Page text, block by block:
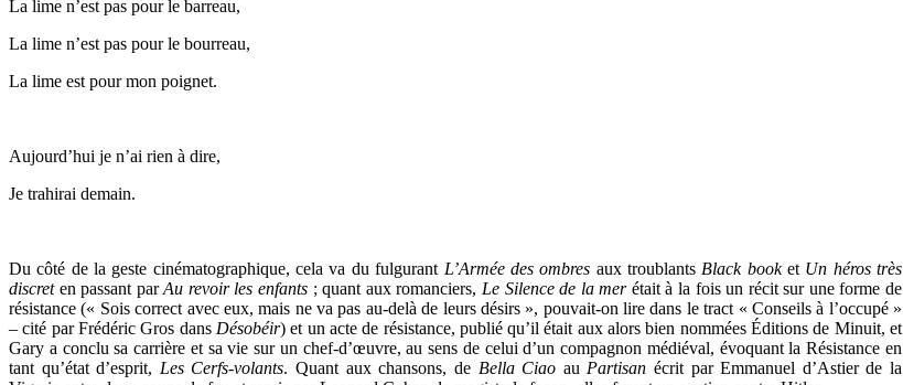
La lime n’est pas pour le barreau,
La lime n’est pas pour le bourreau,
La lime est pour mon poignet.
Aujourd’hui je n’ai rien à dire,
Je trahirai demain.
Du côté de la geste cinématographique, cela va du fulgurant L’Armée des ombres aux troublants Black booket Un héros très
discreten passant parAu revoir les enfants ; quant aux romanciers, Le Silence de la merétait à la fois un récit sur une forme de
résistance (« Sois correct avec eux, mais ne va pas au-delà de leurs désirs », pouvait-on lire dans le tract « Conseils à l’occupé »
– cité par Frédéric Gros dans Désobéir) et un acte de résistance, publié qu’il était aux alors bien nommées Éditions de Minuit, et
Gary a conclu sa carrière et sa vie sur un chef-d’œuvre, au sens de celui d’un compagnon médiéval, évoquant la Résistance en
tant qu’état d’esprit, Les Cerfs-volants. Quant aux chansons, de Bella Ciao au Partisan écrit par Emmanuel d’Astier de la